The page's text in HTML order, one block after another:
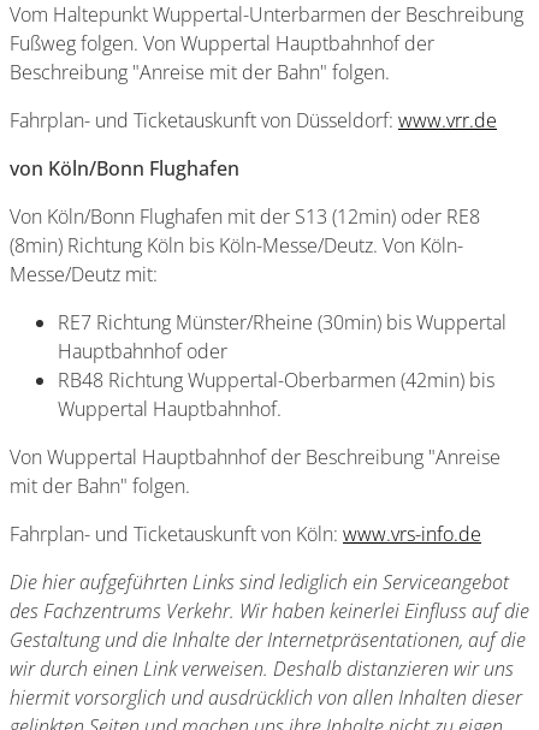
Vom Haltepunkt Wuppertal-Unterbarmen der Beschreibung
Fußweg folgen. Von Wuppertal Hauptbahnhof der
Beschreibung "Anreise mit der Bahn" folgen.
Fahrplan- und Ticketauskunft von Düsseldorf: www.vrr.de
von Köln/Bonn Flughafen
Von Köln/Bonn Flughafen mit der S13 (12min) oder RE8
(8min) Richtung Köln bis Köln-Messe/Deutz. Von Köln-
Messe/Deutz mit:
RE7 Richtung Münster/Rheine (30min) bis Wuppertal
Hauptbahnhof oder
RB48 Richtung Wuppertal-Oberbarmen (42min) bis
Wuppertal Hauptbahnhof.
Von Wuppertal Hauptbahnhof der Beschreibung "Anreise
mit der Bahn" folgen.
Fahrplan- und Ticketauskunft von Köln: www.vrs-info.de
Die hier aufgeführten Links sind lediglich ein Serviceangebot
des Fachzentrums Verkehr. Wir haben keinerlei Einfluss auf die
Gestaltung und die Inhalte der Internetpräsentationen, auf die
wir durch einen Link verweisen. Deshalb distanzieren wir uns
hiermit vorsorglich und ausdrücklich von allen Inhalten dieser